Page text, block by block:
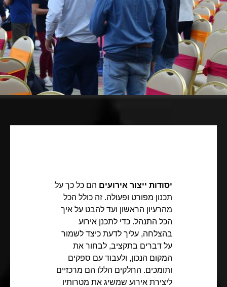
יסודות ייצור אירועים הם כל כך על
תכנון מפורט ופעולה. זה כולל הכל
מהרעיון הראשון ועד להבט על איך
הכל התנהל. כדי לתכנן אירוע
בהצלחה, עליך לדעת כיצד לשמור
על דברים בתקציב, לבחור את
המקום הנכון, ולעבוד עם ספקים
ותומכים. החלקים הללו הם מרכזיים
ליצירת אירוע שמשיג את מטרותיו